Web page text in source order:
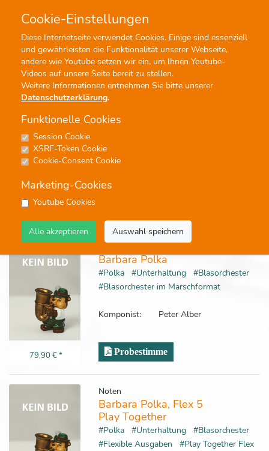
Cookie-Einstellungen
Diese Internetseite verwendet Cookies. Einige sind essenziell
und gewährleisten die Funktionalität unserer Webseite,
andere wie Youtube setzen wir ein, um Ihnen Youtube-
Videos auf unsere Seite bereit zu stellen.
Weitere Informationen entnehmen Sie bitte unserer
Datenschutzerklärung.
Funktionelle Cookies
Session Cookie
XSRF-Token Cookie
Cookie-Consent Cookie
Marketing-Cookies
Youtube Cookies
Alle akzeptieren Auswahl speichern
Menü Profisuche
Blasorchester im Marschformat
6 Ergebnisse - Seite 1 von 1 - Treffer 1 von 6
keine
79,90 €*
Noten
Barbara Polka
#Polka #Unterhaltung
#Blasorchester
#Blasorchester im Marschformat
Komponist: Peter Alber
Probestimme
Noten
Barbara Polka, Flex 5
Play Together
#Polka #Unterhaltung
#Blasorchester
#Flexible Ausgaben
#Play Together Flex